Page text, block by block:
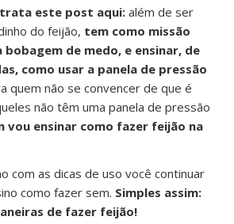
trata este post aqui: além de ser
do feijão, tem como missão
bobagem de medo, e ensinar, de
como usar a panela de pressão
quem não se convencer de que é
não têm uma panela de pressão
vou ensinar como fazer feijão na
com as dicas de uso você continuar
como fazer sem. Simples assim:
de fazer feijão!